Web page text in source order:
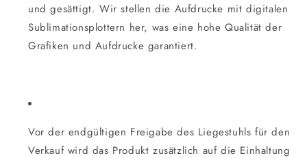
und gesättigt. Wir stellen die Aufdrucke mit digitalen
Sublimationsplottern her, was eine hohe Qualität der
Grafiken und Aufdrucke garantiert.
Vor der endgültigen Freigabe des Liegestuhls für den
Verkauf wird das Produkt zusätzlich auf die Einhaltung